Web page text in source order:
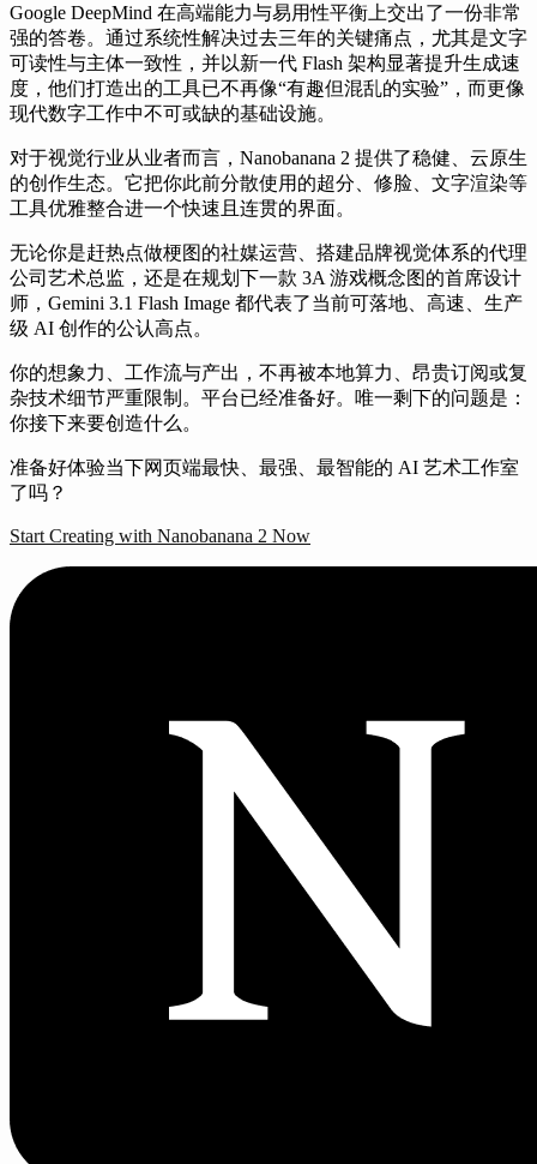
Google DeepMind 在高端能力与易用性平衡上交出了一份非常
强的答卷。通过系统性解决过去三年的关键痛点，尤其是文字
可读性与主体一致性，并以新一代 Flash 架构显著提升生成速
度，他们打造出的工具已不再像“有趣但混乱的实验”，而更像
现代数字工作中不可或缺的基础设施。
对于视觉行业从业者而言，Nanobanana 2 提供了稳健、云原生
的创作生态。它把你此前分散使用的超分、修脸、文字渲染等
工具优雅整合进一个快速且连贯的界面。
无论你是赶热点做梗图的社媒运营、搭建品牌视觉体系的代理
公司艺术总监，还是在规划下一款 3A 游戏概念图的首席设计
师，Gemini 3.1 Flash Image 都代表了当前可落地、高速、生产
级 AI 创作的公认高点。
你的想象力、工作流与产出，不再被本地算力、昂贵订阅或复
杂技术细节严重限制。平台已经准备好。唯一剩下的问题是：
你接下来要创造什么。
准备好体验当下网页端最快、最强、最智能的 AI 艺术工作室
了吗？
Start Creating with Nanobanana 2 Now